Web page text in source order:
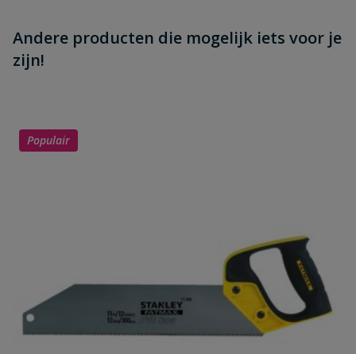
Andere producten die mogelijk iets voor je
zijn!
Populair